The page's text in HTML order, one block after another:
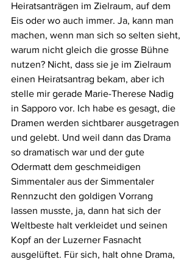
Heiratsanträgen im Zielraum, auf dem
Eis oder wo auch immer. Ja, kann man
machen, wenn man sich so selten sieht,
warum nicht gleich die grosse Bühne
nutzen? Nicht, dass sie je im Zielraum
einen Heiratsantrag bekam, aber ich
stelle mir gerade Marie-Therese Nadig
in Sapporo vor. Ich habe es gesagt, die
Dramen werden sichtbarer ausgetragen
und gelebt. Und weil dann das Drama
so dramatisch war und der gute
Odermatt dem geschmeidigen
Simmentaler aus der Simmentaler
Rennzucht den goldigen Vorrang
lassen musste, ja, dann hat sich der
Weltbeste halt verkleidet und seinen
Kopf an der Luzerner Fasnacht
ausgelüftet. Für sich, halt ohne Drama,